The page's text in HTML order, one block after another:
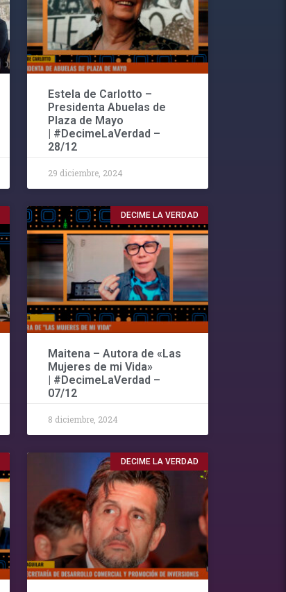
Estela de Carlotto –
Presidenta Abuelas de
Plaza de Mayo
| #DecimeLaVerdad –
28/12
29 diciembre, 2024
DECIME LA VERDAD
Maitena – Autora de «Las
Mujeres de mi Vida»
| #DecimeLaVerdad –
07/12
8 diciembre, 2024
DECIME LA VERDAD